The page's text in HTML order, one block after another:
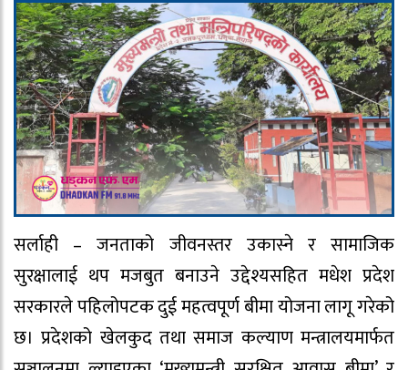
सर्लाही – जनताको जीवनस्तर उकास्ने र सामाजिक
सुरक्षालाई थप मजबुत बनाउने उद्देश्यसहित मधेश प्रदेश
सरकारले पहिलोपटक दुई महत्वपूर्ण बीमा योजना लागू गरेको
छ। प्रदेशको खेलकुद तथा समाज कल्याण मन्त्रालयमार्फत